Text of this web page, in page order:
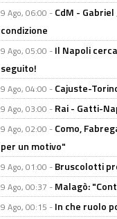
9 Ago, 06:00 - CdM -
condizione
9 Ago, 05:00 - Il Napoli
seguito!
9 Ago, 04:00 - Cajuste-
9 Ago, 03:00 - Rai - Gatti-
9 Ago, 02:00 - Como,
per un motivo"
9 Ago, 01:00 - Bruscolotti
9 Ago, 00:37 - Malagò:
9 Ago, 00:15 - In che ruolo